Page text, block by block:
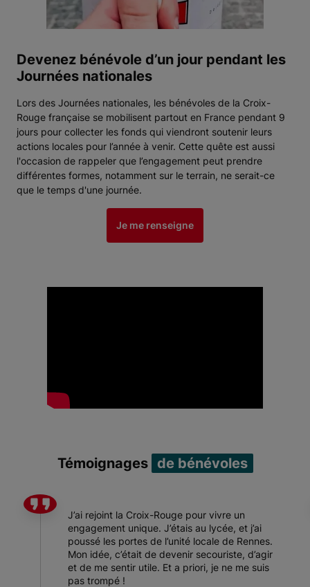
Devenez bénévole d’un jour pendant les
Journées nationales
Lors des Journées nationales, les bénévoles de la Croix-
Rouge française se mobilisent partout en France pendant 9
jours pour collecter les fonds qui viendront soutenir leurs
actions locales pour l’année à venir. Cette quête est aussi
l'occasion de rappeler que l’engagement peut prendre
différentes formes, notamment sur le terrain, ne serait-ce
que le temps d'une journée.
Je me renseigne
Témoignages de bénévoles
J’ai rejoint la Croix-Rouge pour vivre un
engagement unique. J’étais au lycée, et j’ai
poussé les portes de l’unité locale de Rennes.
Mon idée, c’était de devenir secouriste, d’agir
et de me sentir utile. Et a priori, je ne me suis
pas trompé !